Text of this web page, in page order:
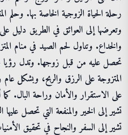
رحلة الحياة الزوجية الخاصة بها. وحلم
وتعرضها إلى العوائق في الطريق دليل
والخداع. وتناول لحم الصيد في منام
تحصل عليه من قبل زوجها. وتدل رؤيا
المتزوجة على الرزق والربح، وبشكل
على الاستقرار والأمان وراحة البال.
تشير إلى الخير والمنفعة التي تحصل عليها
تشير إلى السفر والنجاح في تحقيق